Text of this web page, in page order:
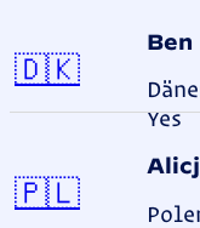
Ben
Yes
🇩🇰
🇵🇱Polen